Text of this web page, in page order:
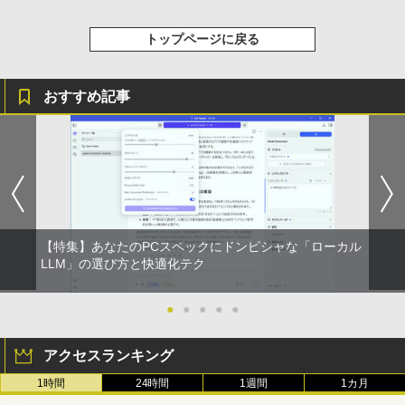
トップページに戻る
おすすめ記事
【特集】あなたのPCスペックにドンピシャな「ローカル
LLM」の選び方と快適化テク
● ● ● ● ●
アクセスランキング
1時間 24時間 1週間 1カ月